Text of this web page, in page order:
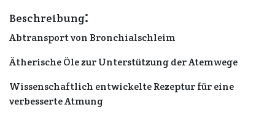
Beschreibung:
Abtransport von Bronchialschleim
Ätherische Öle zur Unterstützung der Atemwege
Wissenschaftlich entwickelte Rezeptur für eine
verbesserte Atmung